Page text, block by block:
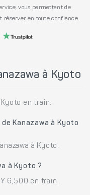
vous permettant de
réserver en toute confiance.
à Kyoto
en train.
Kanazawa à Kyoto
à Kyoto.
à Kyoto ?
6,500 en train.